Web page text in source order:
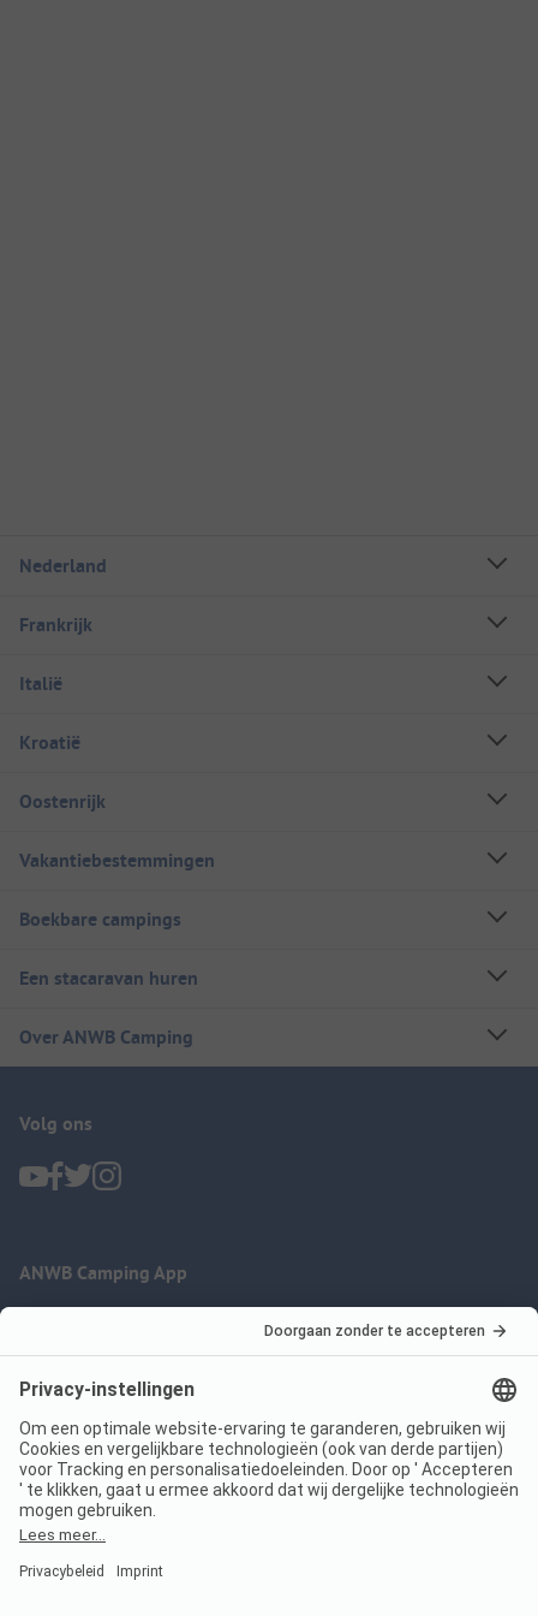
Nederland
Frankrijk
Italië
Kroatië
Oostenrijk
Vakantiebestemmingen
Boekbare campings
Een stacaravan huren
Over ANWB Camping
Volg ons
ANWB Camping App
Imprint
Jouw privacy
Voorwaarden
Wet digitale diensten